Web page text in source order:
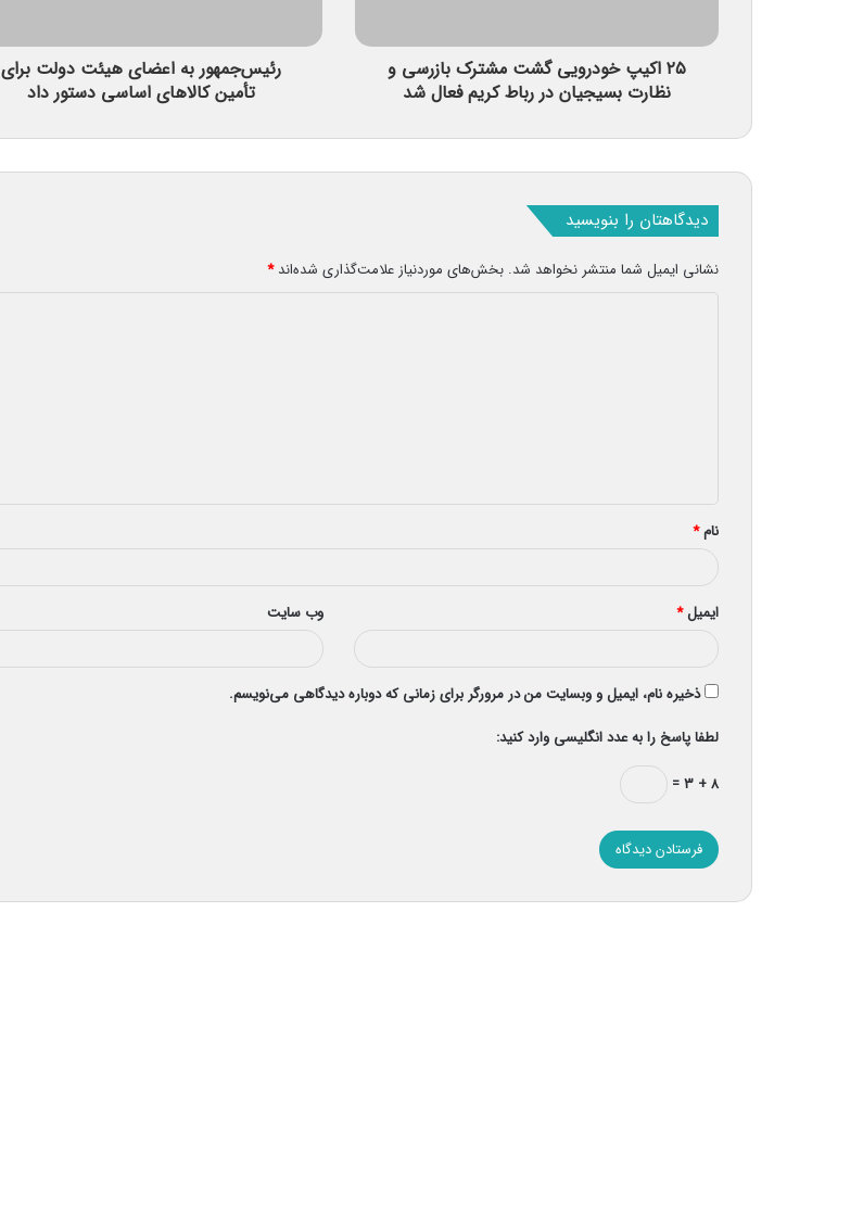
۲۵ اکیپ خودرویی گشت مشترک بازرسی و
نظارت بسیجیان در رباط کریم فعال شد
رئیس‌جمهور به اعضای هیئت دولت برای
تأمین کالاهای اساسی دستور داد
دیدگاهتان را بنویسید
نشانی ایمیل شما منتشر نخواهد شد. بخش‌های موردنیاز علامت‌گذاری شده‌اند*
*
نام*
ایمیل* وب‌ سایت
ذخیره نام، ایمیل و وبسایت من در مرورگر برای زمانی که دوباره دیدگاهی می‌نویسم.
لطفا پاسخ را به عدد انگلیسی وارد کنید:
۸ + ۳ =